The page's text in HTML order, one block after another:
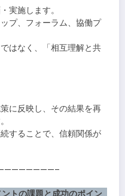
実施します。
プ、フォーラム、協働プ
はなく、「相互理解と共
に反映し、その結果を再
することで、信頼関係が